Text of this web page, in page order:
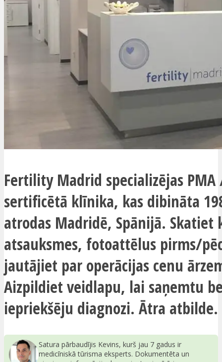
Fertility Madrid specializējas PMA
sertificētā klīnika, kas dibināta
atrodas Madridē, Spānijā. Skatiet
atsauksmes, fotoattēlus pirms/
jautājiet par operācijas cenu
Aizpildiet veidlapu, lai saņemtu
iepriekšēju diagnozi. Ātra atbilde.
Satura pārbaudījis Kevins, kurš jau 7 gadus ir
medicīniskā tūrisma eksperts. Dokumentēta un